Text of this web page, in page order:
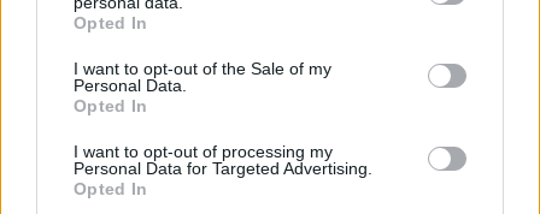
grant or deny consent to Google and its third-party tags to
use your data for below specified purposes in below Google
consent section.
Opted In
I want to opt-out of the Sale of my
Personal Data.
Opted In
I want to opt-out of processing my
Personal Data for Targeted Advertising.
Opted In
Μαδρίτη επιβάλει και αυτή έλεγχους στα σύνορα, η
Ρώμη «δεν δέχεται τελεσίγραφα»
πριν 9 λεπτά
Οι ΗΠΑ «βλέπουν» σύντομα μια συμφωνία για τα Στενά
του Ορμούζ, «υπάρχει πρόοδος μεταξύ Ιράν και Ομάν»